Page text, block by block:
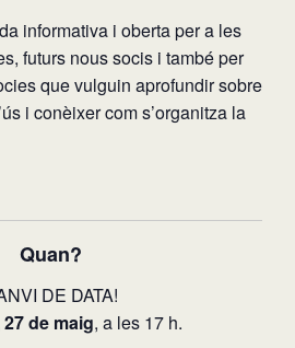
informativa i oberta per a les
futurs nous socis i també per
que vulguin aprofundir sobre
i conèixer com s’organitza la
Quan?
DE DATA!
de maig, a les 17 h.